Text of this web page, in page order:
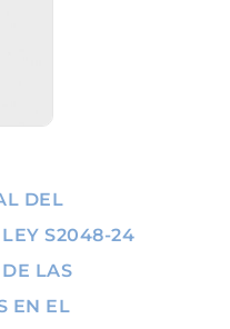
DEL
LEY S2048-24
LAS
EN EL